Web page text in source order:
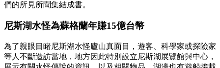
們的所見所聞集結成書。
尼斯湖水怪為蘇格蘭年賺15億台幣
為了親眼目睹尼斯湖水怪廬山真面目，遊客、科學家或探險家
等人不斷造訪當地，地方因此特別設立尼斯湖展覽館與中心，